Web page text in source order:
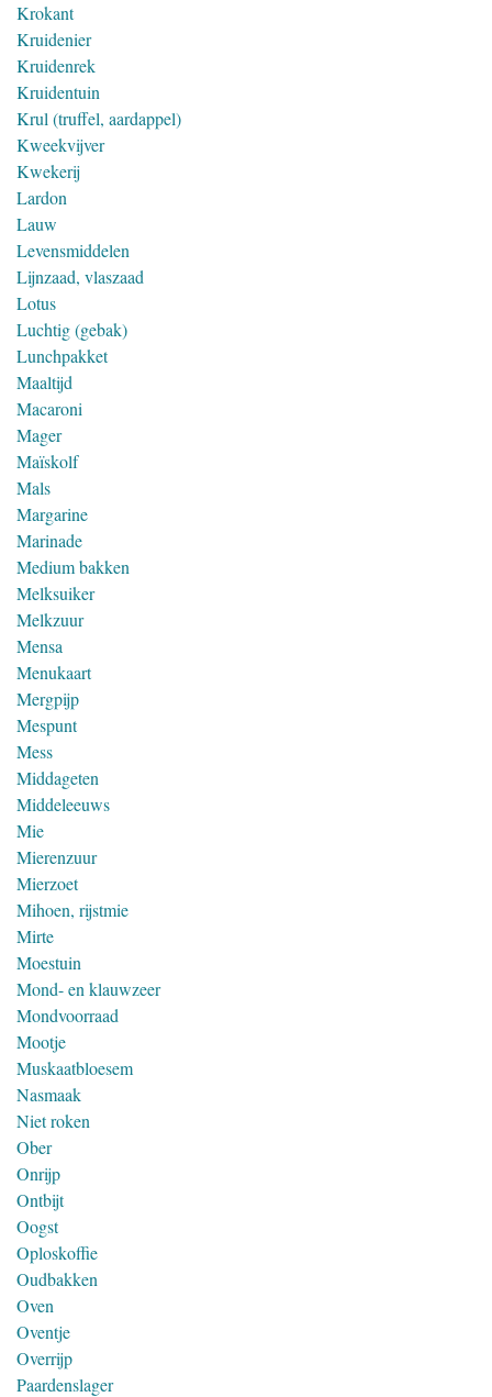
Krokant
Kruidenier
Kruidenrek
Kruidentuin
Krul (truffel, aardappel)
Kweekvijver
Kwekerij
Lardon
Lauw
Levensmiddelen
Lijnzaad, vlaszaad
Lotus
Luchtig (gebak)
Lunchpakket
Maaltijd
Macaroni
Mager
Maïskolf
Mals
Margarine
Marinade
Medium bakken
Melksuiker
Melkzuur
Mensa
Menukaart
Mergpijp
Mespunt
Mess
Middageten
Middeleeuws
Mie
Mierenzuur
Mierzoet
Mihoen, rijstmie
Mirte
Moestuin
Mond- en klauwzeer
Mondvoorraad
Mootje
Muskaatbloesem
Nasmaak
Niet roken
Ober
Onrijp
Ontbijt
Oogst
Oploskoffie
Oudbakken
Oven
Oventje
Overrijp
Paardenslager